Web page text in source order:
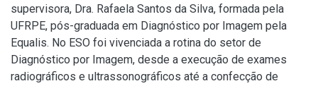
supervisora, Dra. Rafaela Santos da Silva, formada pela
UFRPE, pós-graduada em Diagnóstico por Imagem pela
Equalis. No ESO foi vivenciada a rotina do setor de
Diagnóstico por Imagem, desde a execução de exames
radiográficos e ultrassonográficos até a confecção de